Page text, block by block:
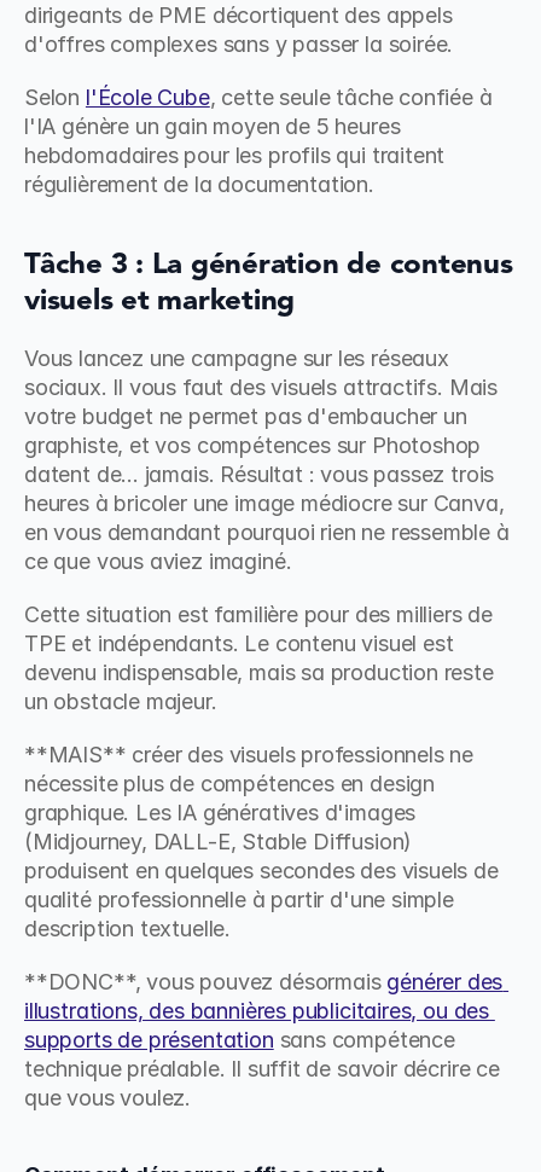
dirigeants de PME décortiquent des appels
d'offres complexes sans y passer la soirée.
Selon l'École Cube, cette seule tâche confiée à
l'IA génère un gain moyen de 5 heures
hebdomadaires pour les profils qui traitent
régulièrement de la documentation.
Tâche 3 : La génération de contenus
visuels et marketing
Vous lancez une campagne sur les réseaux
sociaux. Il vous faut des visuels attractifs. Mais
votre budget ne permet pas d'embaucher un
graphiste, et vos compétences sur Photoshop
datent de... jamais. Résultat : vous passez trois
heures à bricoler une image médiocre sur Canva,
en vous demandant pourquoi rien ne ressemble à
ce que vous aviez imaginé.
Cette situation est familière pour des milliers de
TPE et indépendants. Le contenu visuel est
devenu indispensable, mais sa production reste
un obstacle majeur.
**MAIS** créer des visuels professionnels ne
nécessite plus de compétences en design
graphique. Les IA génératives d'images
(Midjourney, DALL-E, Stable Diffusion)
produisent en quelques secondes des visuels de
qualité professionnelle à partir d'une simple
description textuelle.
**DONC**, vous pouvez désormais générer des
illustrations, des bannières publicitaires, ou des
supports de présentation sans compétence
technique préalable. Il suffit de savoir décrire ce
que vous voulez.